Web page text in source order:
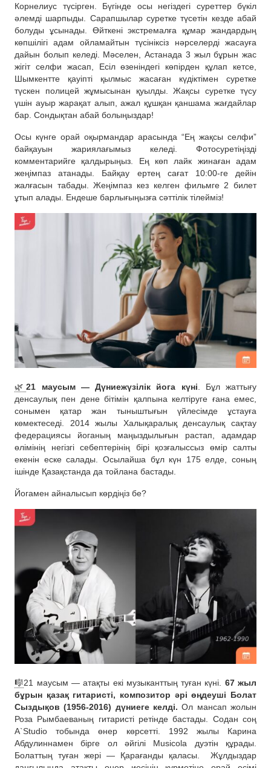
Корнелиус түсірген. Бүгінде осы негіздегі суреттер бүкіл
әлемді шарпыды. Сарапшылар суретке түсетін кезде абай
болуды ұсынады. Өйткені экстремалға құмар жандардың
көпшілігі адам ойламайтын түсініксіз нәрселерді жасауға
дайын болып келеді. Мәселен, Астанада 3 жыл бұрын жас
жігіт селфи жасап, Есіл өзеніндегі көпірден құлап кетсе,
Шымкентте қауіпті қылмыс жасаған күдіктімен суретке
түскен полицей жұмысынан қуылды. Жақсы суретке түсу
үшін ауыр жарақат алып, ажал құшқан қаншама жағдайлар
бар. Сондықтан абай болыңыздар!
Осы күнге орай оқырмандар арасында “Ең жақсы селфи”
байқауын жариялағымыз келеді. Фотосуретіңізді
комментарийге қалдырыңыз. Ең көп лайк жинаған адам
жеңімпаз атанады. Байқау ертең сағат 10:00-ге дейін
жалғасын табады. Жеңімпаз кез келген фильмге 2 билет
ұтып алады. Ендеше барлығыңызға сәттілік тілейміз!
🌿21 маусым — Дүниежүзілік йога күні . Бұл жаттығу
денсаулық пен дене бітімін қалпына келтіруге ғана емес,
сонымен қатар жан тыныштығын үйлесімде ұстауға
көмектеседі. 2014 жылы Халықаралық денсаулық сақтау
федерациясы йоганың маңыздылығын растап, адамдар
өлімінің негізгі себептерінің бірі қозғалыссыз өмір салты
екенін еске салады. Осылайша бұл күн 175 елде, соның
ішінде Қазақстанда да тойлана бастады.
Йогамен айналысып көрдіңіз бе?
🎼21 маусым — атақты екі музыканттың туған күні. 67 жыл
бұрын қазақ гитаристі, композитор әрі өңдеуші Болат
Сыздықов (1956-2016) дүниеге келді. Ол мансап жолын
Роза Рымбаеваның гитаристі ретінде бастады. Содан соң
A`Studio тобында өнер көрсетті. 1992 жылы Карина
Абдулиннамен бірге ол әйгілі Musicola дуэтін құрады.
Болаттың туған жері — Қарағанды қаласы.
Жұлдыздар